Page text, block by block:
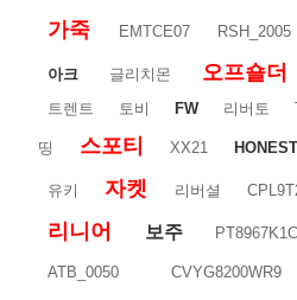
가죽
EMTCE07 RSH_2005
아크 글리치몬 오프숄더
트렌트
토비 FW 리버토
띵 스포티 XX21 HONEST
유키 자켓 리버셜
리니어 보주 PT8967K1C
ATB_0050 CVYG8200WR9